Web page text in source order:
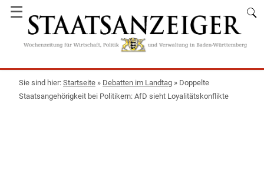
☰
Startseite » Debatten im Landtag » Doppelte
Staatsangehörigkeit bei Politikern: AfD sieht Loyalitätskonflikte